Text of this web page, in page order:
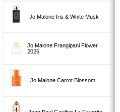
Jo Malone Iris & White Musk
Jo Malone Frangipani Flower
2026
Jo Malone Carrot Blossom